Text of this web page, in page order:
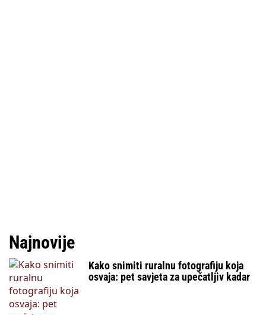
Najnovije
Kako snimiti ruralnu fotografiju koja
osvaja: pet savjeta za upečatljiv kadar